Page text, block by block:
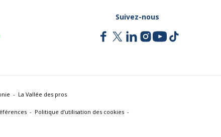
Suivez-nous
La Vallée des pros
Politique d’utilisation des cookies